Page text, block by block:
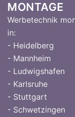
MONTAGE
Werbetechnik
in:
- Heidelberg
- Mannheim
- Ludwigshafen
- Karlsruhe
- Stuttgart
- Schwetzingen